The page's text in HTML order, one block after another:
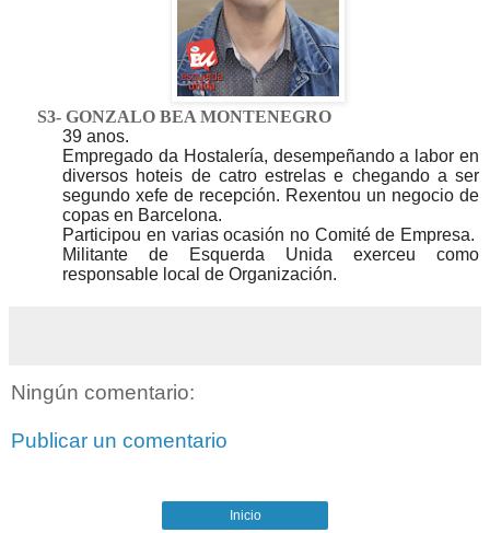
S3- GONZALO BEA MONTENEGRO
39 anos.
Empregado da Hostalería, desempeñando a labor en
diversos hoteis de catro estrelas e chegando a ser
segundo xefe de recepción. Rexentou un negocio de
copas en Barcelona.
Participou en varias ocasión no Comité de Empresa.
Militante de Esquerda Unida exerceu como
responsable local de Organización.
Ningún comentario:
Publicar un comentario
Inicio